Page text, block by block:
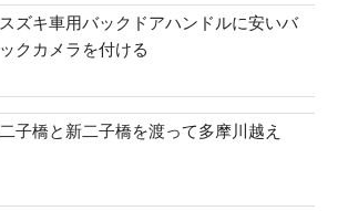
スズキ車用バックドアハンドルに安いバ
ックカメラを付ける
二子橋と新二子橋を渡って多摩川越え